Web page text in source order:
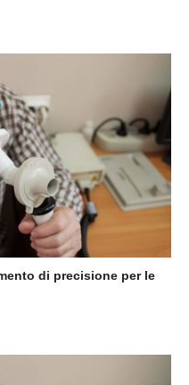
di precisione per le